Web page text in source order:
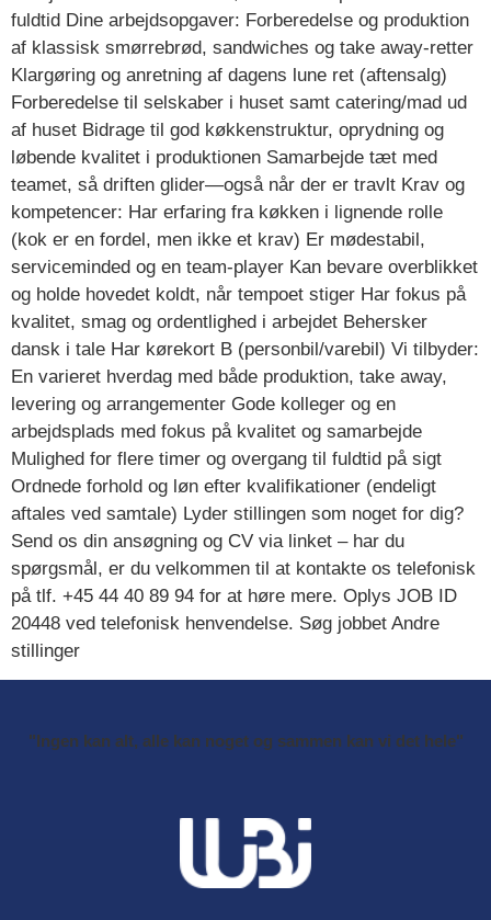
fuldtid Dine arbejdsopgaver: Forberedelse og produktion
af klassisk smørrebrød, sandwiches og take away-retter
Klargøring og anretning af dagens lune ret (aftensalg)
Forberedelse til selskaber i huset samt catering/mad ud
af huset Bidrage til god køkkenstruktur, oprydning og
løbende kvalitet i produktionen Samarbejde tæt med
teamet, så driften glider—også når der er travlt Krav og
kompetencer: Har erfaring fra køkken i lignende rolle
(kok er en fordel, men ikke et krav) Er mødestabil,
serviceminded og en team-player Kan bevare overblikket
og holde hovedet koldt, når tempoet stiger Har fokus på
kvalitet, smag og ordentlighed i arbejdet Behersker
dansk i tale Har kørekort B (personbil/varebil) Vi tilbyder:
En varieret hverdag med både produktion, take away,
levering og arrangementer Gode kolleger og en
arbejdsplads med fokus på kvalitet og samarbejde
Mulighed for flere timer og overgang til fuldtid på sigt
Ordnede forhold og løn efter kvalifikationer (endeligt
aftales ved samtale) Lyder stillingen som noget for dig?
Send os din ansøgning og CV via linket – har du
spørgsmål, er du velkommen til at kontakte os telefonisk
på tlf. +45 44 40 89 94 for at høre mere. Oplys JOB ID
20448 ved telefonisk henvendelse. Søg jobbet Andre
stillinger
"Ingen kan alt, alle kan noget og sammen kan vi det hele"